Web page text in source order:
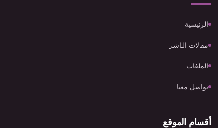
الرئيسية
مقالات الناشر
الملفات
تواصل معنا
أقسام الموقع